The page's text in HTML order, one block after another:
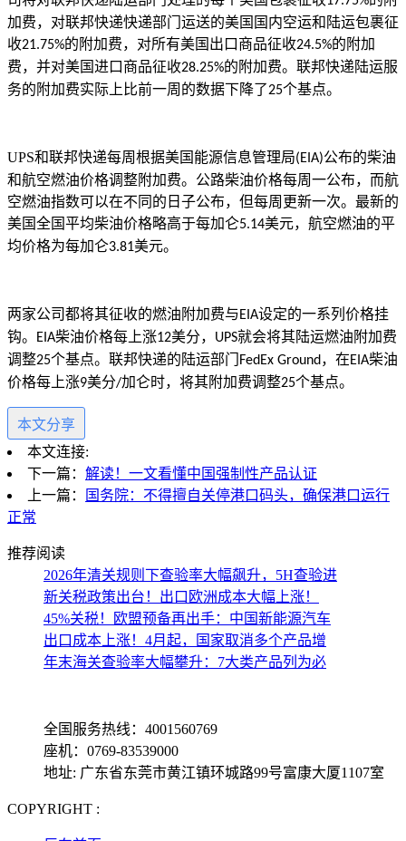
加费，对联邦快递快递部门运送的美国国内空运和陆运包裹征
收21.75%的附加费，对所有美国出口商品征收24.5%的附加
费，并对美国进口商品征收28.25%的附加费。联邦快递陆运服
务的附加费实际上比前一周的数据下降了25个基点。
UPS和联邦快递每周根据美国能源信息管理局(EIA)公布的柴油
和航空燃油价格调整附加费。公路柴油价格每周一公布，而航
空燃油指数可以在不同的日子公布，但每周更新一次。最新的
美国全国平均柴油价格略高于每加仑5.14美元，航空燃油的平
均价格为每加仑3.81美元。
两家公司都将其征收的燃油附加费与EIA设定的一系列价格挂
钩。 EIA柴油价格每上涨12美分， UPS就会将其陆运燃油附加费
调整25个基点。联邦快递的陆运部门 FedEx Ground，在EIA柴油
价格每上涨9美分/加仑时，将其附加费调整25个基点。
本文分享
本文连接:
下一篇： 解读！一文看懂中国强制性产品认证
上一篇：
国务院：不得擅自关停港口码头，确保港口运行
正常
推荐阅读
2026年清关规则下查验率大幅飙升，5H查验进
新关税政策出台！出口欧洲成本大幅上涨！
45%关税！欧盟预备再出手：中国新能源汽车
出口成本上涨！4月起，国家取消多个产品增
年末海关查验率大幅攀升：7大类产品列为必
全国服务热线：4001560769
座机：0769-83539000
地址: 广东省东莞市黄江镇环城路99号富康大厦1107室
COPYRIGHT :